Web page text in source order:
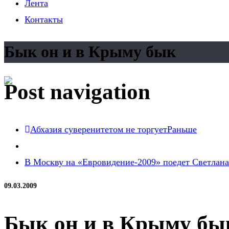
Лента
Контакты
Бык он и в Крыму бык
Post navigation
Абхазия суверенитетом не торгуетРаньше
В Москву на «Евровидение-2009» поедет
09.03.2009
Бык он и в Крыму